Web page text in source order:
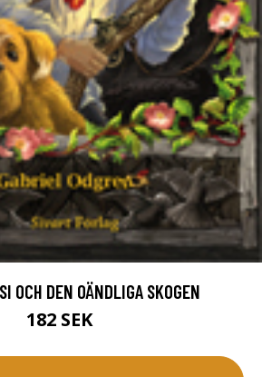
OCH DEN OÄNDLIGA SKOGEN
182 SEK